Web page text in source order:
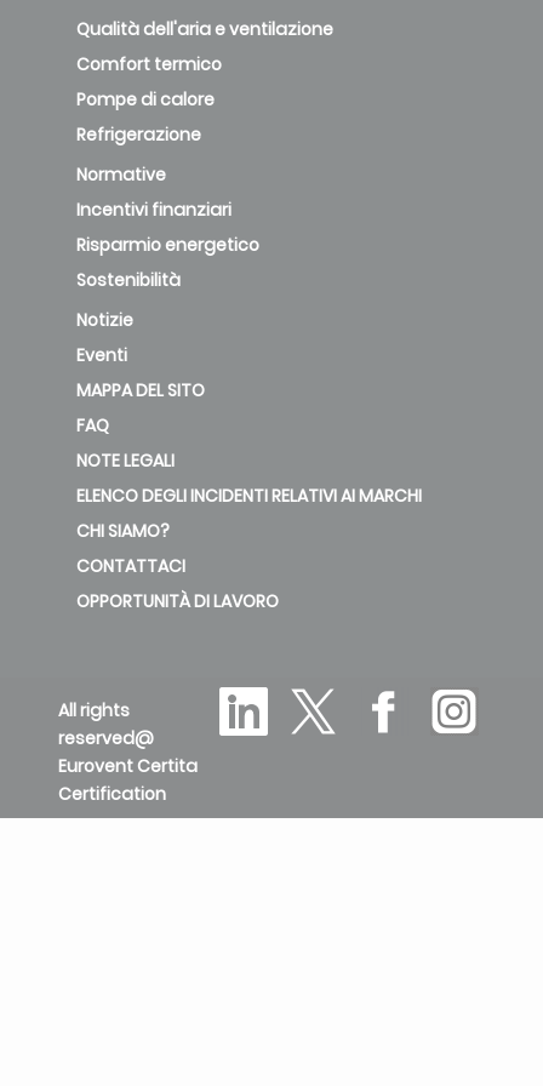
Qualità dell'aria e ventilazione
Comfort termico
Pompe di calore
Refrigerazione
Normative
Incentivi finanziari
Risparmio energetico
Sostenibilità
Notizie
Eventi
MAPPA DEL SITO
FAQ
NOTE LEGALI
ELENCO DEGLI INCIDENTI RELATIVI AI MARCHI
CHI SIAMO?
CONTATTACI
OPPORTUNITÀ DI LAVORO
All rights
reserved@
Eurovent Certita
Certification